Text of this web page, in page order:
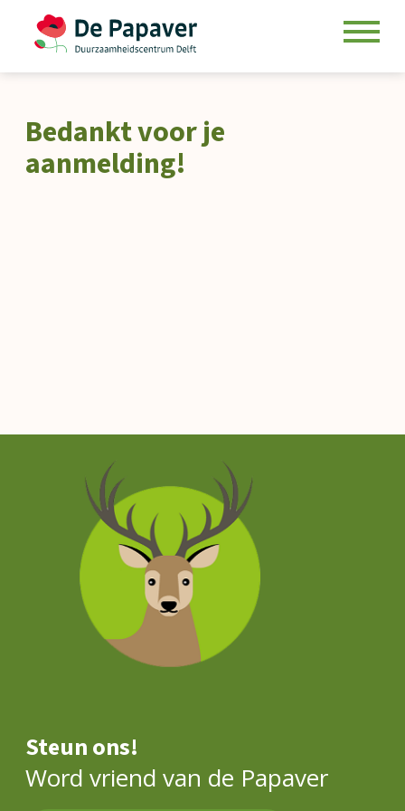
contentBedankt voor je
aanmelding!
Steun ons!
Word vriend van de Papaver